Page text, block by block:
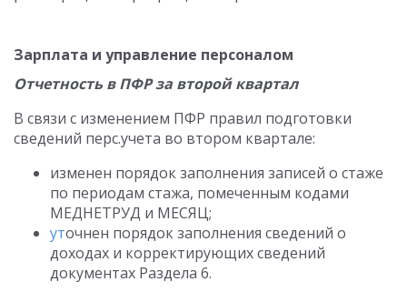
Зарплата и управление персоналом
Отчетность в ПФР за второй квартал
В связи с изменением ПФР правил подготовки
сведений перс.учета во втором квартале:
изменен порядок заполнения записей о стаже
по периодам стажа, помеченным кодами
МЕДНЕТРУД и МЕСЯЦ;
уточнен порядок заполнения сведений о
доходах и корректирующих сведений
документах Раздела 6.